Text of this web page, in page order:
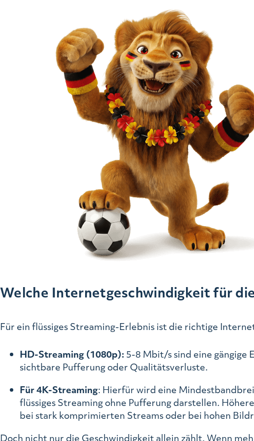
Welche Internetgeschwindigkeit für
Für ein flüssiges Streaming-Erlebnis ist die richtige
HD-Streaming (1080p): 5-8 Mbit/s sind eine gängige
sichtbare Pufferung oder Qualitätsverluste.
Für 4K-Streaming: Hierfür wird eine
flüssiges Streaming ohne Pufferung darstellen.
bei stark komprimierten Streams oder bei hohen
Doch nicht nur die Geschwindigkeit allein zählt. Wenn